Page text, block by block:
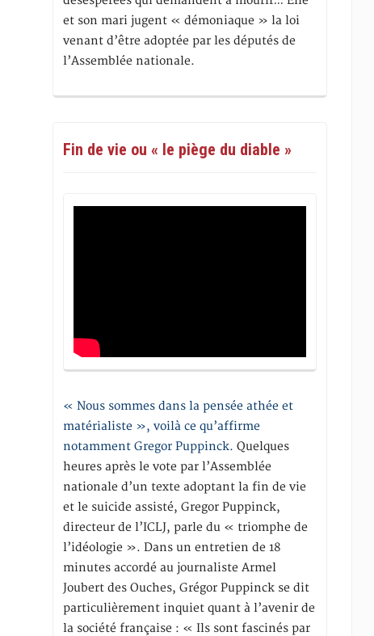
et son mari jugent « démoniaque » la loi
venant d’être adoptée par les députés de
l’Assemblée nationale.
Fin de vie ou « le piège du diable »
« Nous sommes dans la pensée athée et
matérialiste », voilà ce qu’affirme
notamment Gregor Puppinck. Quelques
heures après le vote par l’Assemblée
nationale d’un texte adoptant la fin de vie
et le suicide assisté, Gregor Puppinck,
directeur de l’ICLJ, parle du « triomphe de
l’idéologie ». Dans un entretien de 18
minutes accordé au journaliste Armel
Joubert des Ouches, Grégor Puppinck se dit
particulièrement inquiet quant à l’avenir de
la société française : « Ils sont fascinés par